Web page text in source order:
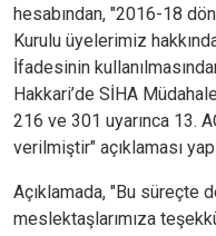
hesabından, "2016-18
Kurulu üyelerimiz
İfadesinin
Hakkari’de SİHA
216 ve 301 uyarınca 13.
verilmiştir" açıklaması
Açıklamada, "Bu süreçte
meslektaşlarımıza